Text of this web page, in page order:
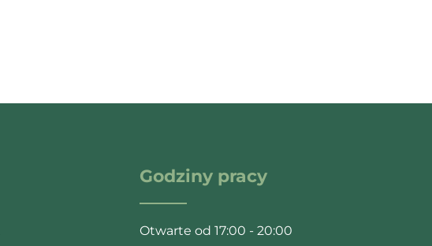
Godziny pracy
Otwarte od 17:00 - 20:00